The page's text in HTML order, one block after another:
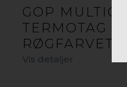
GOP
TERMOTAG
RØGFARVET
Vis detaljer